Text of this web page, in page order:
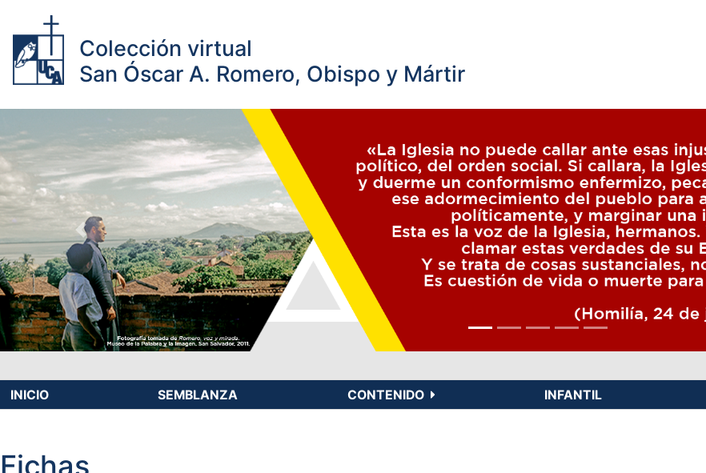
Colección virtual
San Óscar A. Romero, Obispo y Mártir
INICIO SEMBLANZA CONTENIDO INFANTIL
Fichas